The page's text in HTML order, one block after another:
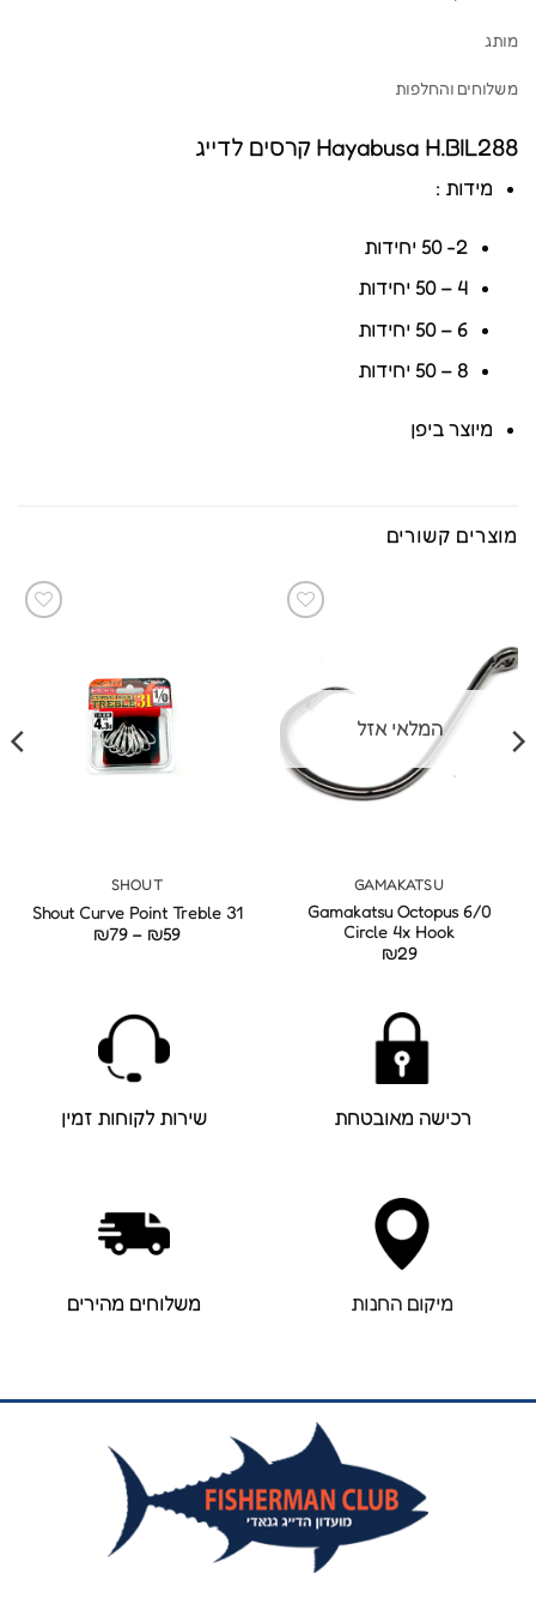
מותג
משלוחים והחלפות
Hayabusa H.BIL288 קרסים לדייג
מידות :
2- 50 יחידות
4 – 50 יחידות
6 – 50 יחידות
8 – 50 יחידות
מיוצר ביפן
מוצרים קשורים
המלאי אזל
GAMAKATSU
6/0 Gamakatsu Octopus
Circle 4x Hook
₪29
SHOUT
Shout Curve Point Treble 31
₪59
–
₪79
רכישה מאובטחת שירות לקוחות זמין
מיקום החנות משלוחים מהירים